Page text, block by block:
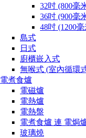
32吋 (800毫
36吋 (900毫
48吋 (1200
島式
日式
廚櫃嵌入式
無喉式 (室內循環
電煮食爐
電磁爐
電熱爐
電熱盤
電煮食爐 連 電焗
玻璃燒